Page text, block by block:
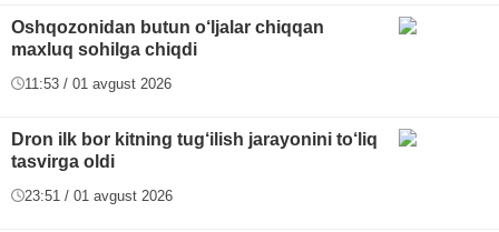
Oshqozonidan butun o‘ljalar chiqqan
maxluq sohilga chiqdi
11:53 / 01 avgust 2026
Dron ilk bor kitning tug‘ilish jarayonini to‘liq
tasvirga oldi
23:51 / 01 avgust 2026